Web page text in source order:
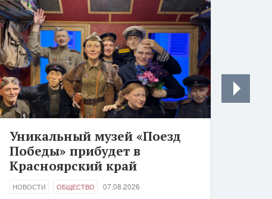
Уникальный музей «Поезд
Победы» прибудет в
Красноярский край
НОВОСТИ ОБЩЕСТВО 07.08.2026